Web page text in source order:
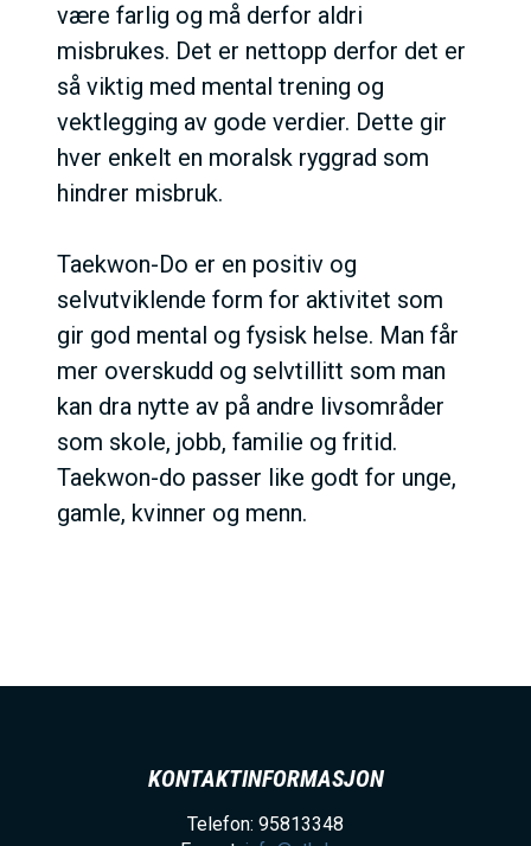
være farlig og må derfor aldri
misbrukes. Det er nettopp derfor det er
så viktig med mental trening og
vektlegging av gode verdier. Dette gir
hver enkelt en moralsk ryggrad som
hindrer misbruk.
Taekwon-Do er en positiv og
selvutviklende form for aktivitet som
gir god mental og fysisk helse. Man får
mer overskudd og selvtillitt som man
kan dra nytte av på andre livsområder
som skole, jobb, familie og fritid.
Taekwon-do passer like godt for unge,
gamle, kvinner og menn.
KONTAKTINFORMASJON
Telefon: 95813348